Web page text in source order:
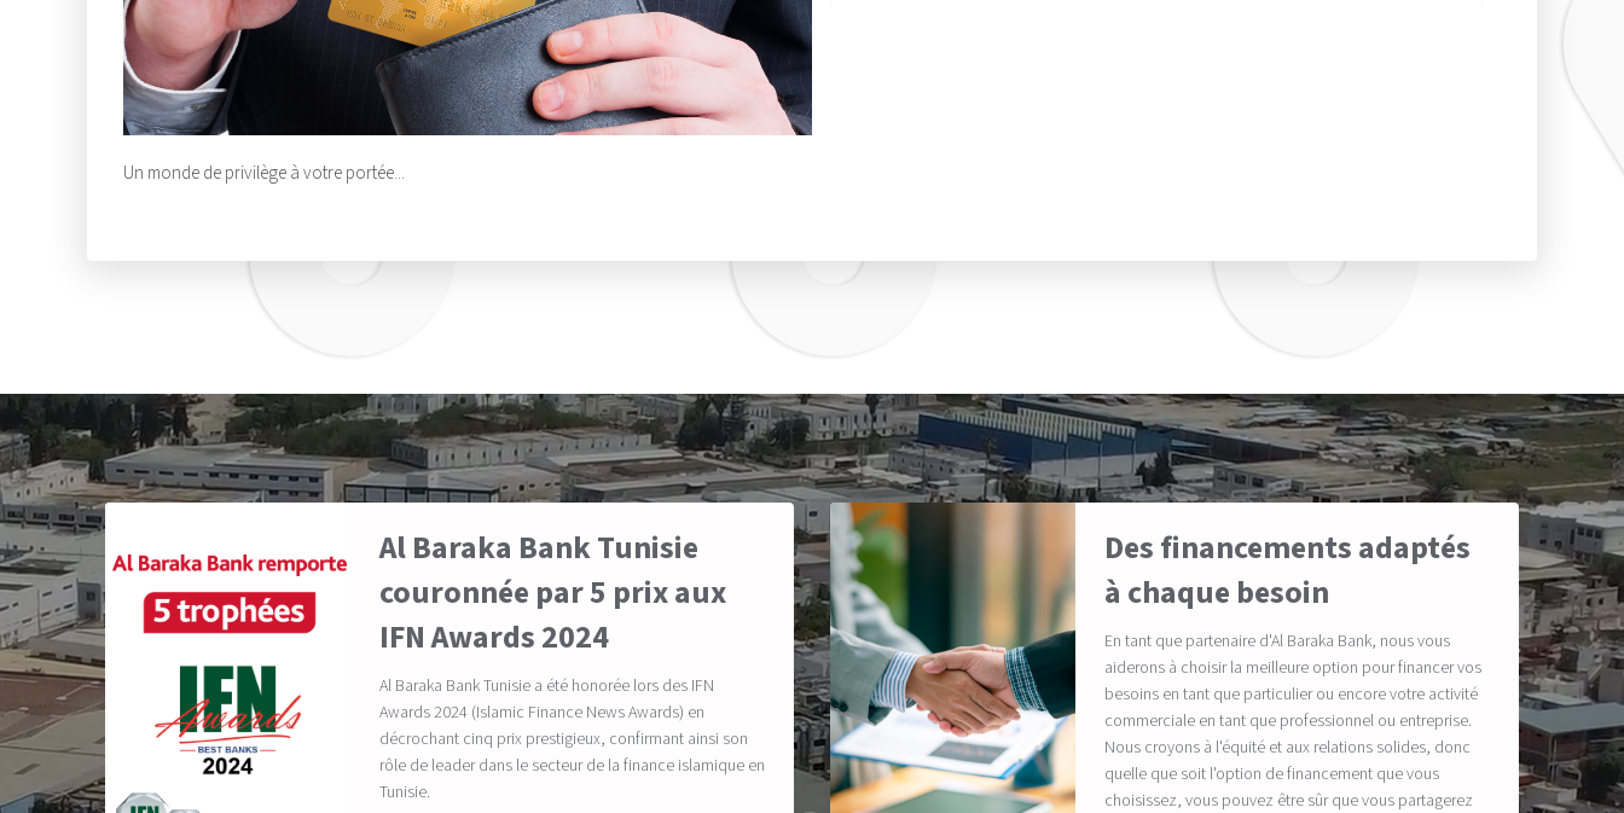
Un monde de privilège à votre portée...
Al Baraka Bank Tunisie
couronnée par 5 prix aux
IFN Awards 2024
Al Baraka Bank Tunisie a été honorée lors des IFN
Awards 2024 (Islamic Finance News Awards) en
décrochant cinq prix prestigieux, confirmant ainsi son
rôle de leader dans le secteur de la finance islamique en
Tunisie.
Des financements adaptés
à chaque besoin
En tant que partenaire d'Al Baraka Bank, nous vous
aiderons à choisir la meilleure option pour financer vos
besoins en tant que particulier ou encore votre activité
commerciale en tant que professionnel ou entreprise.
Nous croyons à l'équité et aux relations solides, donc
quelle que soit l'option de financement que vous
choisissez, vous pouvez être sûr que vous partagerez